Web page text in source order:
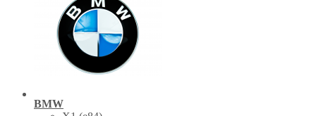
BMW